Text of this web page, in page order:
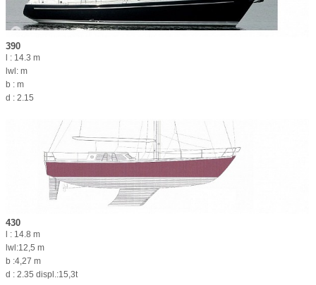
390
l : 14.3 m
lwl: m
b : m
d : 2.15
430
l : 14.8 m
lwl:12,5 m
b :4,27 m
d : 2.35 displ.:15,3t